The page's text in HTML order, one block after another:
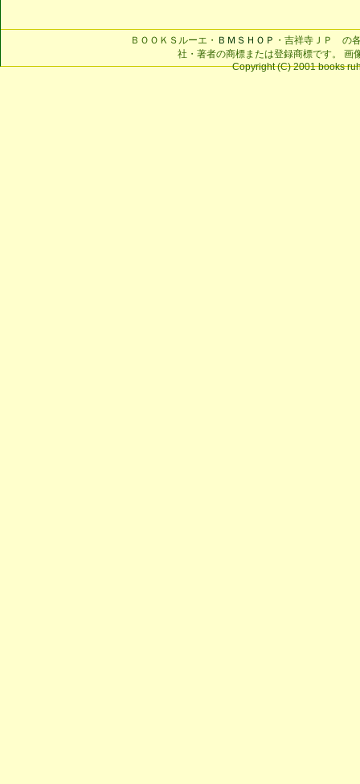
ＢＯＯＫＳルーエ・ ＢＭＳＨＯＰ ・吉祥寺ＪＰ の
社・著者の商標または登録商標です。 画
Copyright (C) 2001 books